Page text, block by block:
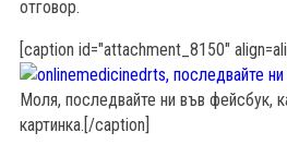
отговор.
[caption id="attachment_8150"
Моля, последвайте ни във фейсбук,
картинка.[/caption]